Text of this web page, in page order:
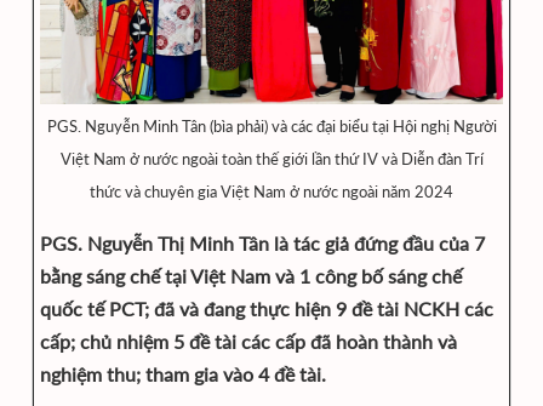
PGS. Nguyễn Minh Tân (bìa phải) và các đại biểu tại Hội nghị Người
Việt Nam ở nước ngoài toàn thế giới lần thứ IV và Diễn đàn Trí
thức và chuyên gia Việt Nam ở nước ngoài năm 2024
PGS. Nguyễn Thị Minh Tân là tác giả đứng đầu của 7
bằng sáng chế tại Việt Nam và 1 công bố sáng chế
quốc tế PCT; đã và đang thực hiện 9 đề tài NCKH các
cấp; chủ nhiệm 5 đề tài các cấp đã hoàn thành và
nghiệm thu; tham gia vào 4 đề tài.